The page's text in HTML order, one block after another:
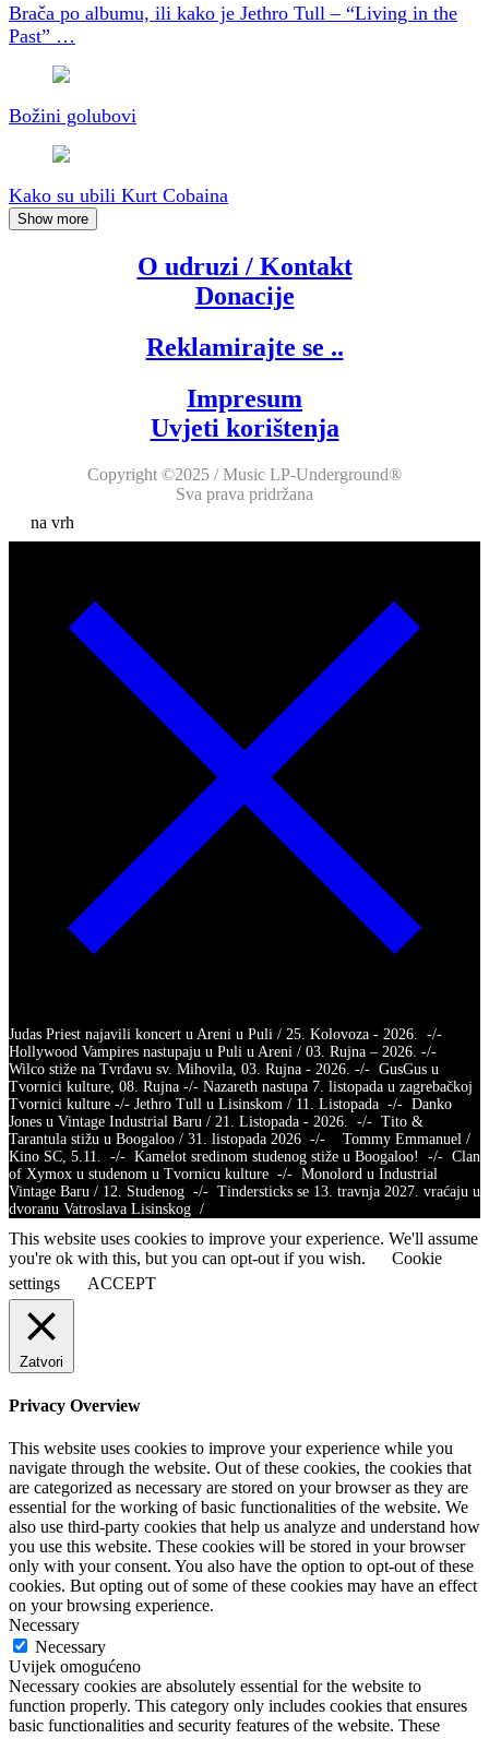
Brača po albumu, ili kako je Jethro Tull – “Living in the
Past” …
Božini golubovi
Kako su ubili Kurt Cobaina
Show more
O udruzi / Kontakt
Donacije
Reklamirajte se ..
Impresum
Uvjeti korištenja
Copyright ©2025 / Music LP-Underground®
Sva prava pridržana
na vrh
Judas Priest najavili koncert u Areni u Puli / 25. Kolovoza - 2026. -/-
Hollywood Vampires nastupaju u Puli u Areni / 03. Rujna – 2026. -/-
Wilco stiže na Tvrđavu sv. Mihovila, 03. Rujna - 2026. -/- GusGus u
Tvornici kulture, 08. Rujna -/- Nazareth nastupa 7. listopada u zagrebačkoj
Tvornici kulture -/- Jethro Tull u Lisinskom / 11. Listopada -/- Danko
Jones u Vintage Industrial Baru / 21. Listopada - 2026. -/- Tito &
Tarantula stižu u Boogaloo / 31. listopada 2026 -/- Tommy Emmanuel /
Kino SC, 5.11. -/- Kamelot sredinom studenog stiže u Boogaloo! -/- Clan
of Xymox u studenom u Tvornicu kulture -/- Monolord u Industrial
Vintage Baru / 12. Studenog -/- Tindersticks se 13. travnja 2027. vraćaju u
dvoranu Vatroslava Lisinskog /
This website uses cookies to improve your experience. We'll assume
you're ok with this, but you can opt-out if you wish.
Cookie
settings
ACCEPT
Zatvori
Privacy Overview
This website uses cookies to improve your experience while you
navigate through the website. Out of these cookies, the cookies that
are categorized as necessary are stored on your browser as they are
essential for the working of basic functionalities of the website. We
also use third-party cookies that help us analyze and understand how
you use this website. These cookies will be stored in your browser
only with your consent. You also have the option to opt-out of these
cookies. But opting out of some of these cookies may have an effect
on your browsing experience.
Necessary
Necessary
Uvijek omogućeno
Necessary cookies are absolutely essential for the website to
function properly. This category only includes cookies that ensures
basic functionalities and security features of the website. These